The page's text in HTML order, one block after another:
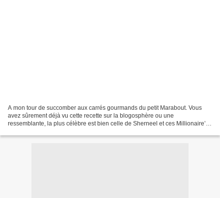
A mon tour de succomber aux carrés gourmands du petit Marabout. Vous
avez sûrement déjà vu cette recette sur la blogosphère ou une
ressemblante, la plus célèbre est bien celle de Sherneel et ces Millionaire’s